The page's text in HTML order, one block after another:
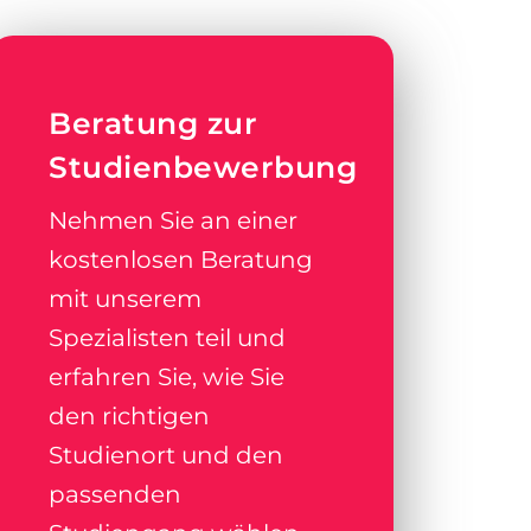
Beratung zur
Studienbewerbung
Nehmen Sie an einer
kostenlosen Beratung
mit unserem
Spezialisten teil und
erfahren Sie, wie Sie
den richtigen
Studienort und den
passenden